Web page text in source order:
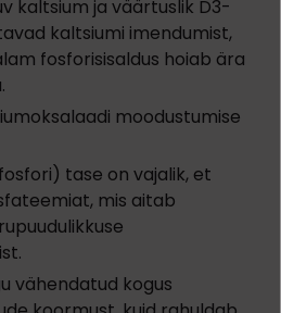
kaltsium ja väärtuslik D3-
kaltsiumi imendumist,
fosforisisaldus hoiab ära
moodustumise
tase on vajalik, et
mis aitab
vähendatud kogus